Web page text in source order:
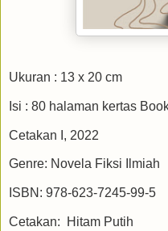
Ukuran : 13 x 20 cm
Isi : 80 halaman kertas
Cetakan I, 2022
Genre: Novela Fiksi Ilmiah
ISBN: 978-623-7245-99-5
Cetakan: Hitam Putih